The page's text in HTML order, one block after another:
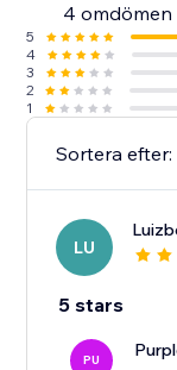
4 omdömen
5
4
3
2
1
Sortera efter:
LU
5 stars
PU